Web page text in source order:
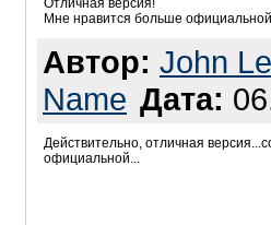
Отличная версия!
Мне нравится больше
Автор: John
Name Дата:
Действительно, отличная
официальной...